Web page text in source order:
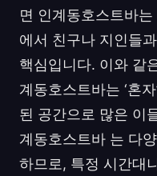
면 인계동호스트바
에서 친구나 지인들
핵심입니다. 이와 같
계동호스트바는 ‘혼
된 공간으로 많은 이
계동호스트바 는 다
하므로, 특정 시간대